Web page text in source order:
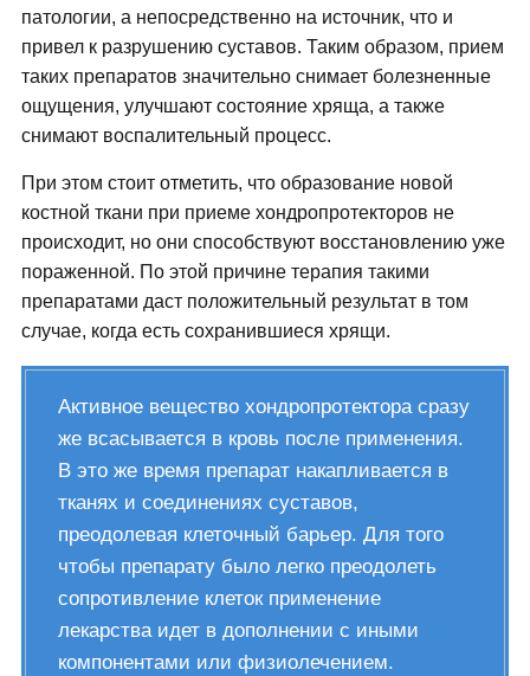
патологии, а непосредственно на источник, что и
привел к разрушению суставов. Таким образом, прием
таких препаратов значительно снимает болезненные
ощущения, улучшают состояние хряща, а также
снимают воспалительный процесс.
При этом стоит отметить, что образование новой
костной ткани при приеме хондропротекторов не
происходит, но они способствуют восстановлению уже
пораженной. По этой причине терапия такими
препаратами даст положительный результат в том
случае, когда есть сохранившиеся хрящи.
Активное вещество хондропротектора сразу
же всасывается в кровь после применения.
В это же время препарат накапливается в
тканях и соединениях суставов,
преодолевая клеточный барьер. Для того
чтобы препарату было легко преодолеть
сопротивление клеток применение
лекарства идет в дополнении с иными
компонентами или физиолечением.